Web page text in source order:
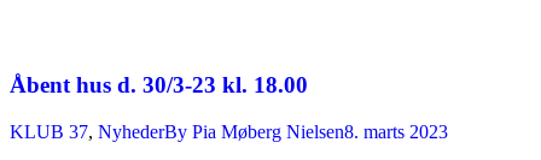
Åbent hus d. 30/3-23 kl. 18.00
KLUB 37, NyhederBy Pia Møberg Nielsen8. marts 2023